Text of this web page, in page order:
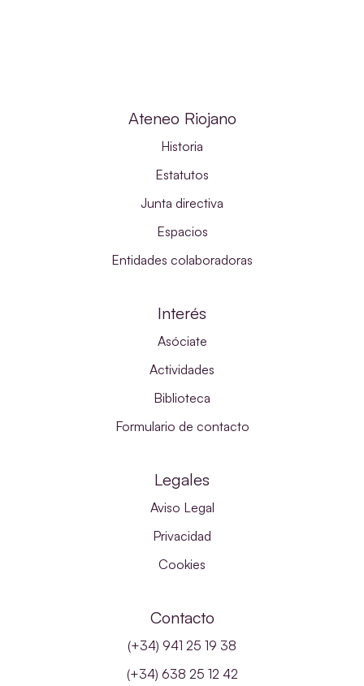
Ateneo Riojano
Historia
Estatutos
Junta directiva
Espacios
Entidades colaboradoras
Interés
Asóciate
Actividades
Biblioteca
Formulario de contacto
Legales
Aviso Legal
Privacidad
Cookies
Contacto
(+34) 941 25 19 38
(+34) 638 25 12 42